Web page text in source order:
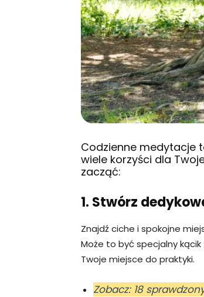
Codzienne medytacje
wiele korzyści dla
zacząć:
1. Stwórz
Znajdź ciche i spokojne
Może to być specjalny kącik
Twoje miejsce do praktyki.
Zobacz: 18